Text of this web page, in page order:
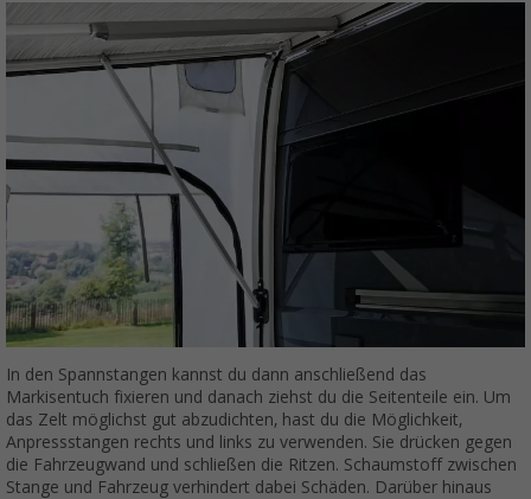
In den Spannstangen kannst du dann anschließend das
Markisentuch fixieren und danach ziehst du die Seitenteile ein. Um
das Zelt möglichst gut abzudichten, hast du die Möglichkeit,
Anpressstangen rechts und links zu verwenden. Sie drücken gegen
die Fahrzeugwand und schließen die Ritzen. Schaumstoff zwischen
Stange und Fahrzeug verhindert dabei Schäden. Darüber hinaus